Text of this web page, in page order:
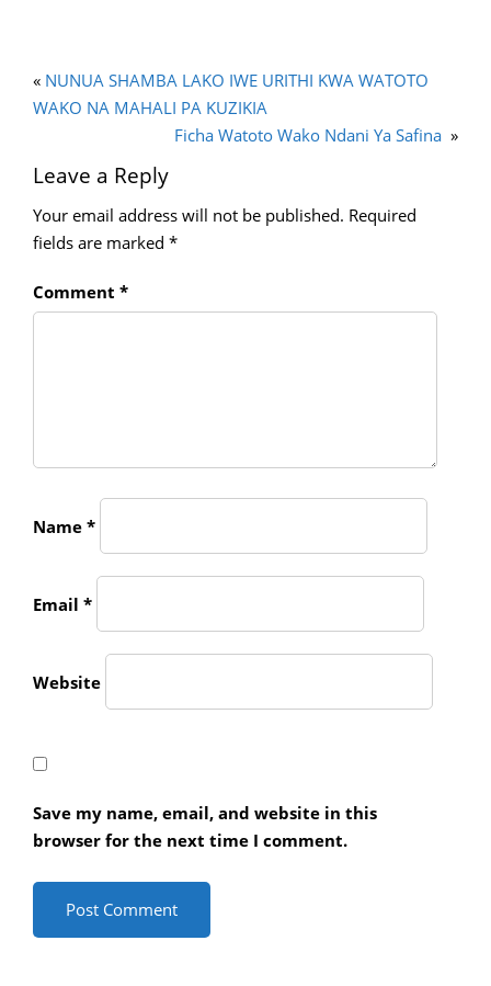
« NUNUA SHAMBA LAKO IWE URITHI KWA WATOTO
WAKO NA MAHALI PA KUZIKIA
Ficha Watoto Wako Ndani Ya Safina »
Leave a Reply
Your email address will not be published. Required
fields are marked *
Comment *
Name *
Email *
Website
Save my name, email, and website in this
browser for the next time I comment.